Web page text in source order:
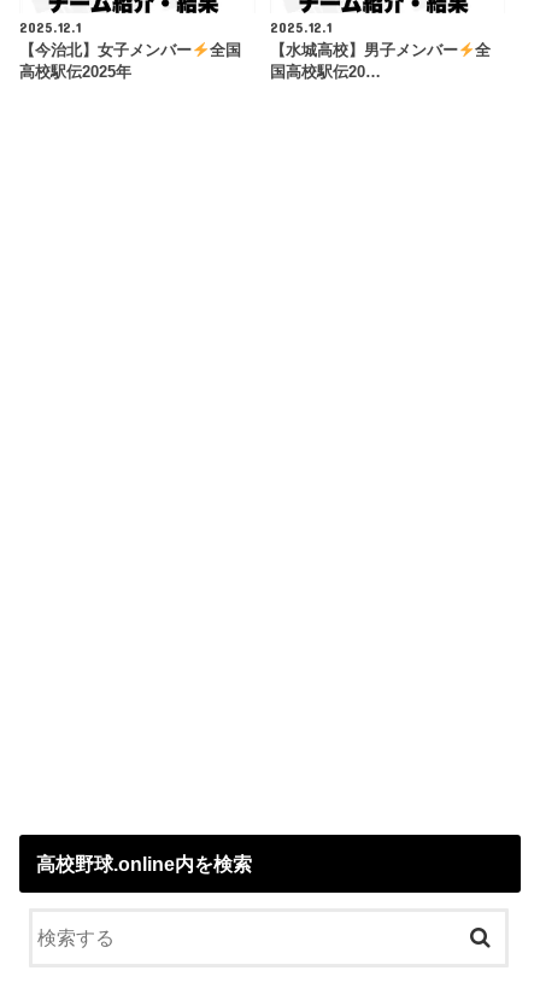
2025.12.1
【今治北】女子メンバー
全国
高校駅伝2025年
2025.12.1
【水城高校】男子メンバー
全
国高校駅伝20…
高校野球.online内を検索